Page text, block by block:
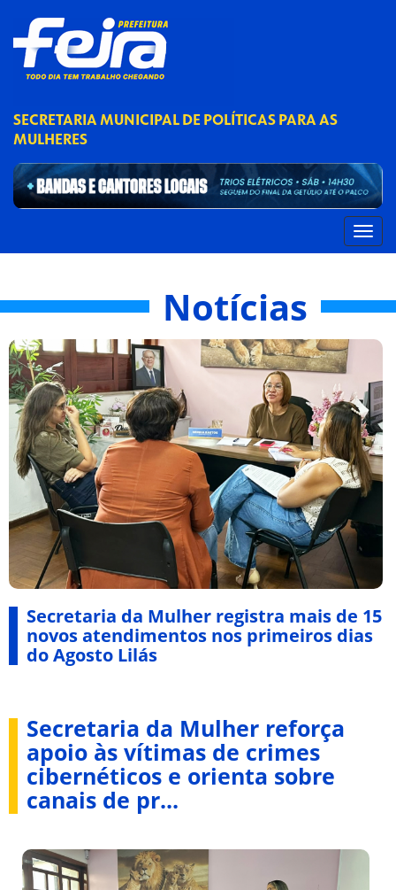
SECRETARIA MUNICIPAL DE POLÍTICAS PARA AS
MULHERES
Notícias
Secretaria da Mulher registra mais de 15
novos atendimentos nos primeiros dias
do Agosto Lilás
Secretaria da Mulher reforça
apoio às vítimas de crimes
cibernéticos e orienta sobre
canais de pr...